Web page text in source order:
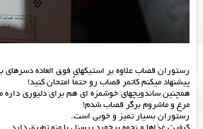
رستوران قصاب علاوه بر استیکهای فوق العاده دسرهای
پیشنهاد میکنم کاتمر قصاب رو حتماً امتحان کنید!
همچنین ساندویچهای خوشمزه ای هم برای دلیوری داره
مرغ و ماشروم برگر قصاب شدم!
رستوران بسیار تمیز و خوبی است.